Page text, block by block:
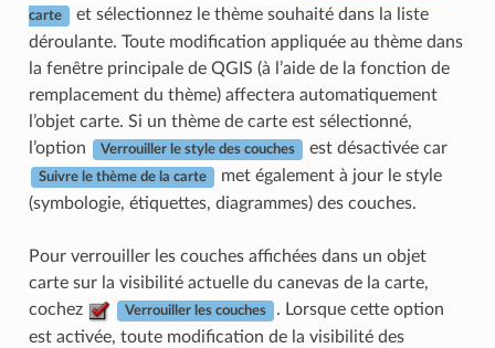
carte
et sélectionnez le thème souhaité dans la liste
déroulante. Toute modification appliquée au thème dans
la fenêtre principale de QGIS (à l’aide de la fonction de
remplacement du thème) affectera automatiquement
l’objet carte. Si un thème de carte est sélectionné,
l’option
Verrouiller le style des couches est désactivée car
Suivre le thème de la carte
met également à jour le style
(symbologie, étiquettes, diagrammes) des couches.
Pour verrouiller les couches affichées dans un objet
carte sur la visibilité actuelle du canevas de la carte,
cochez
Verrouiller les couches
. Lorsque cette option
est activée, toute modification de la visibilité des